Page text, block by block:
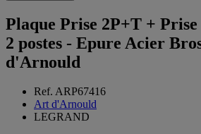
Plaque Prise 2P+T +
2 postes - Epure Acier
d'Arnould
Ref. ARP67416
Art d'Arnould
LEGRAND